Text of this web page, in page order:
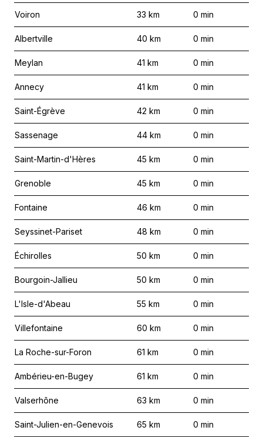
Voiron 33 km 0 min
Albertville 40 km 0 min
Meylan 41 km 0 min
Annecy 41 km 0 min
Saint-Égrève 42 km 0 min
Sassenage 44 km 0 min
Saint-Martin-d'Hères 45 km 0 min
Grenoble 45 km 0 min
Fontaine 46 km 0 min
Seyssinet-Pariset 48 km 0 min
Échirolles 50 km 0 min
Bourgoin-Jallieu 50 km 0 min
L'Isle-d'Abeau 55 km 0 min
Villefontaine 60 km 0 min
La Roche-sur-Foron 61 km 0 min
Ambérieu-en-Bugey 61 km 0 min
Valserhône 63 km 0 min
Saint-Julien-en-Genevois 65 km 0 min